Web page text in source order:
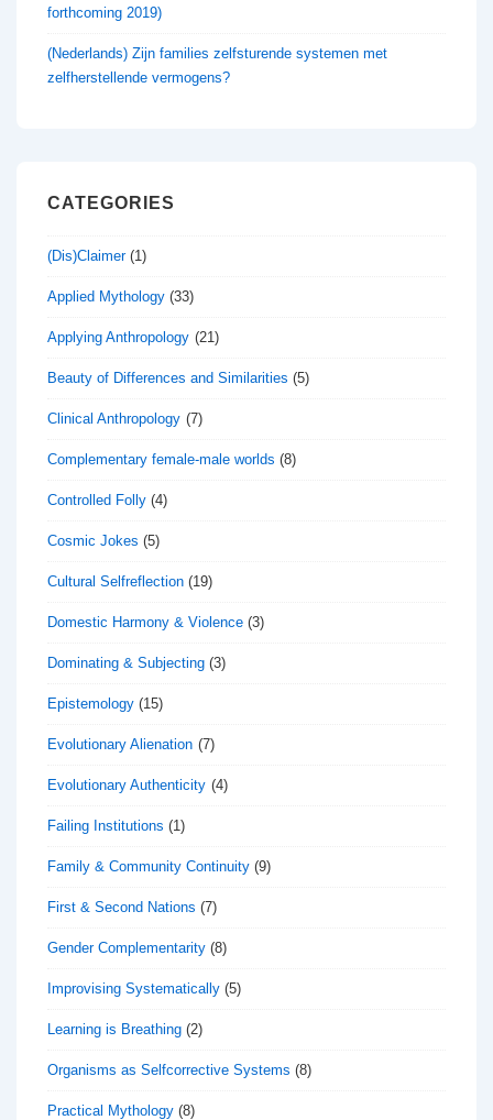
forthcoming 2019)
(Nederlands) Zijn families zelfsturende systemen met
zelfherstellende vermogens?
CATEGORIES
(Dis)Claimer(1)
Applied Mythology (33)
Applying Anthropology (21)
Beauty of Differences and Similarities (5)
Clinical Anthropology (7)
Complementary female-male worlds (8)
Controlled Folly (4)
Cosmic Jokes (5)
Cultural Selfreflection (19)
Domestic Harmony & Violence (3)
Dominating & Subjecting (3)
Epistemology (15)
Evolutionary Alienation (7)
Evolutionary Authenticity (4)
Failing Institutions (1)
Family & Community Continuity (9)
First & Second Nations (7)
Gender Complementarity (8)
Improvising Systematically (5)
Learning is Breathing (2)
Organisms as Selfcorrective Systems (8)
Practical Mythology (8)